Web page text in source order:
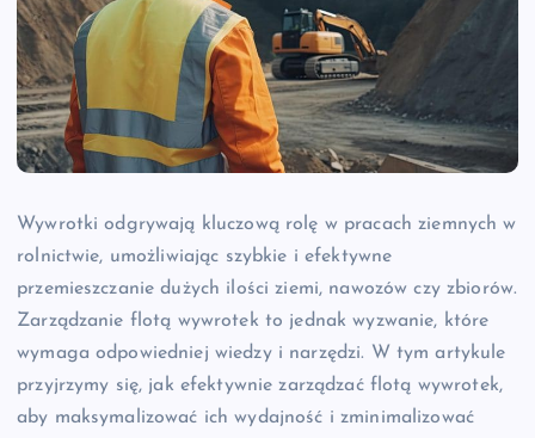
Wywrotki odgrywają kluczową rolę w pracach ziemnych w
rolnictwie, umożliwiając szybkie i efektywne
przemieszczanie dużych ilości ziemi, nawozów czy zbiorów.
Zarządzanie flotą wywrotek to jednak wyzwanie, które
wymaga odpowiedniej wiedzy i narzędzi. W tym artykule
przyjrzymy się, jak efektywnie zarządzać flotą wywrotek,
aby maksymalizować ich wydajność i zminimalizować